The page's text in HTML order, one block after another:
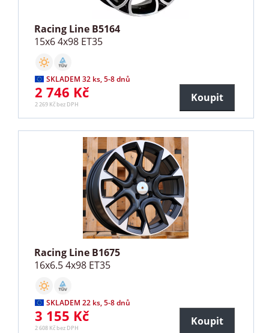
Racing Line B5164
15x6 4x98 ET35
SKLADEM 32 ks, 5-8 dnů
2 746 Kč
2 269 Kč bez DPH
Koupit
Racing Line B1675
16x6.5 4x98 ET35
SKLADEM 22 ks, 5-8 dnů
3 155 Kč
2 608 Kč bez DPH
Koupit